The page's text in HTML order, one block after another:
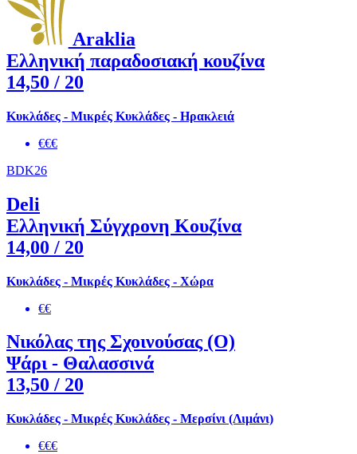
Araklia
Ελληνική παραδοσιακή κουζίνα
14,50 / 20
Κυκλάδες - Μικρές Κυκλάδες - Ηρακλειά
€€€
BDK26
Deli
Ελληνική Σύγχρονη Κουζίνα
14,00 / 20
Κυκλάδες - Μικρές Κυκλάδες - Χώρα
€€
Νικόλας της Σχοινούσας (Ο)
Ψάρι - Θαλασσινά
13,50 / 20
Κυκλάδες - Μικρές Κυκλάδες - Μερσίνι (Λιμάνι)
€€€